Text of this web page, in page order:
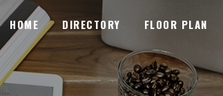
HOME DIRECTORY FLOOR PLAN